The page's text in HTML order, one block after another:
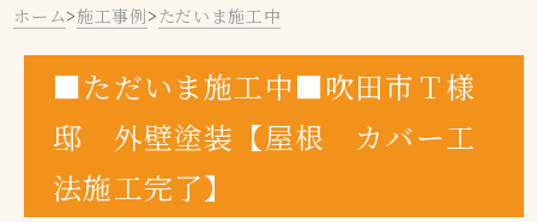
ホーム>施工事例> ただいま施工中
■ただいま施工中■吹田市Ｔ様
邸 外壁塗装【屋根 カバー工
法施工完了】